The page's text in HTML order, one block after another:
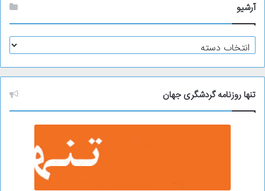
آرشیو
آ
ر
ش
ی
و
تنها روزنامه گردشگری جهان